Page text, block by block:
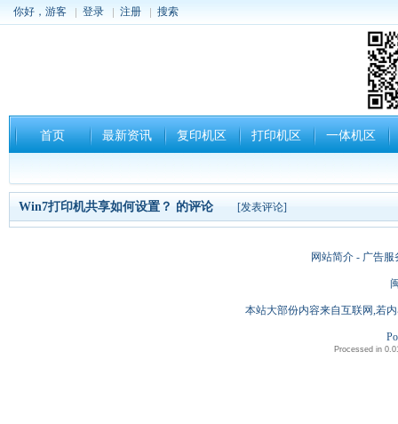
你好，游客 登录 注册 搜索
首页 最新资讯 复印机区 打印机区 一体机区
Win7打印机共享如何设置？ 的评论 [发表评论]
网站简介 - 广告
本站大部份内容来自互联网,若
Processed in